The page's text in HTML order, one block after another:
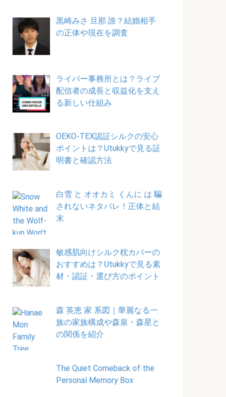
黒崎みさ 旦那 誰？結婚相手
の正体や現在を調査
ライバー事務所とは？ライブ
配信者の成長と収益化を支え
る新しい仕組み
OEKO-TEX認証シルクの安心
ポイントは？Utukkyで見る証
明書と確認方法
白雪 と オオカミ くんに は 騙
されないネタバレ！正体と結
末
敏感肌向けシルク枕カバーの
おすすめは？Utukkyで見る素
材・認証・選び方のポイント
森 英恵 家 系図｜華麗なる一
族の家族構成や森泉・森星と
の関係を紹介
The Quiet Comeback of the
Personal Memory Box